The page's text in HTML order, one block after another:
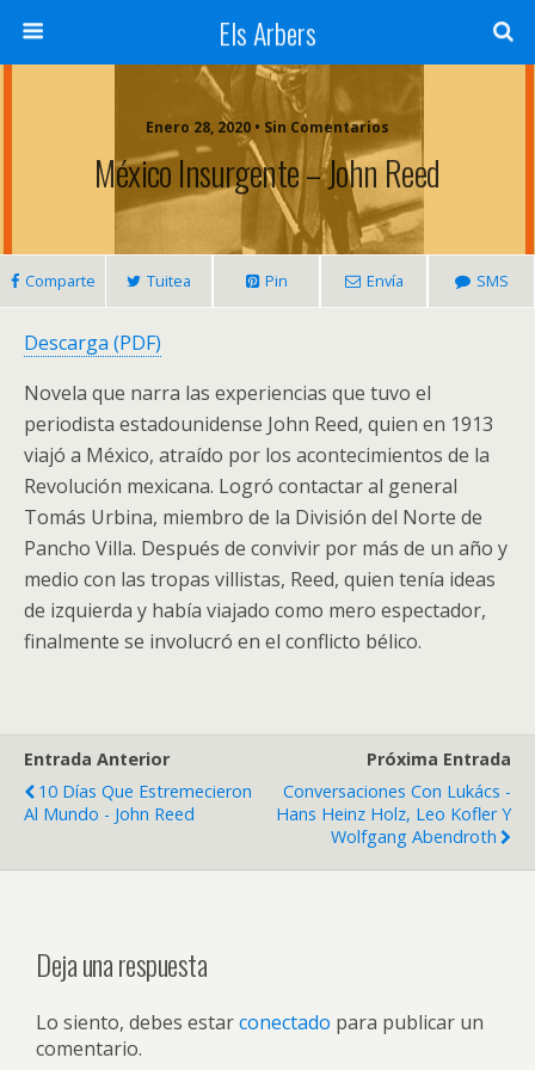
Els Arbers
Enero 28, 2020 • Sin Comentarios
México Insurgente – John Reed
Comparte Tuitea Pin Envía SMS
Descarga (PDF)
Novela que narra las experiencias que tuvo el
periodista estadounidense John Reed, quien en 1913
viajó a México, atraído por los acontecimientos de la
Revolución mexicana. Logró contactar al general
Tomás Urbina, miembro de la División del Norte de
Pancho Villa. Después de convivir por más de un año y
medio con las tropas villistas, Reed, quien tenía ideas
de izquierda y había viajado como mero espectador,
finalmente se involucró en el conflicto bélico.
Entrada Anterior
10 Días Que Estremecieron
Al Mundo - John Reed
Próxima Entrada
Conversaciones Con Lukács -
Hans Heinz Holz, Leo Kofler Y
Wolfgang Abendroth
Deja una respuesta
Lo siento, debes estarconectado para publicar un
comentario.